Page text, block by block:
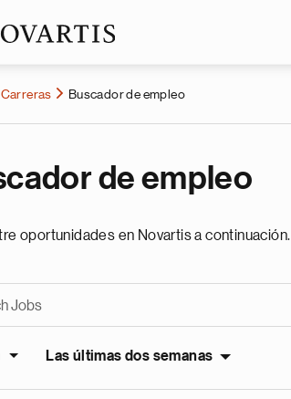
Carreras Buscador de empleo
de empleo
oportunidades en Novartis a continuación.
Las últimas dos semanas